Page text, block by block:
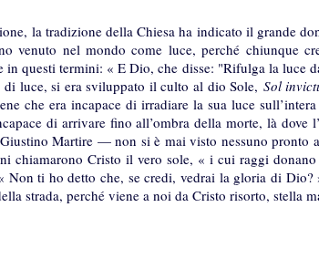
la tradizione della Chiesa ha indicato il grande
venuto nel mondo come luce, perché chiunque
in questi termini: « E Dio, che disse: "Rifulga la luce
luce, si era sviluppato il culto al dio Sole, Sol
che era incapace di irradiare la sua luce
di arrivare fino all’ombra della morte, là dove
Martire — non si è mai visto nessuno pronto
chiamarono Cristo il vero sole, « i cui raggi
Non ti ho detto che, se credi, vedrai la gloria di Dio?
strada, perché viene a noi da Cristo risorto, stella